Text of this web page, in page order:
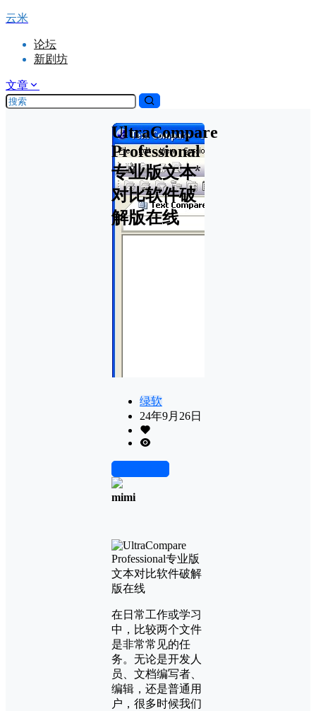
云米
论坛
新剧坊
文章
UltraCompare
Professional
专业版文本
对比软件破
解版在线
绿软
24年9月26日
mimi
在日常工作或学习
中，比较两个文件
是非常常见的任
务。无论是开发人
员、文档编写者、
编辑，还是普通用
户，很多时候我们